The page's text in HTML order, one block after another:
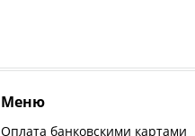
Меню
Оплата банковскими картами